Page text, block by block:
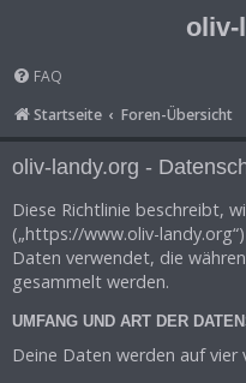
oliv-
FAQ
Startseite
Foren-Übersicht
oliv-landy.org -
Diese Richtlinie beschreibt,
(„https://www.oliv-
Daten verwendet, die
gesammelt werden.
UMFANG UND ART DER
Deine Daten werden auf